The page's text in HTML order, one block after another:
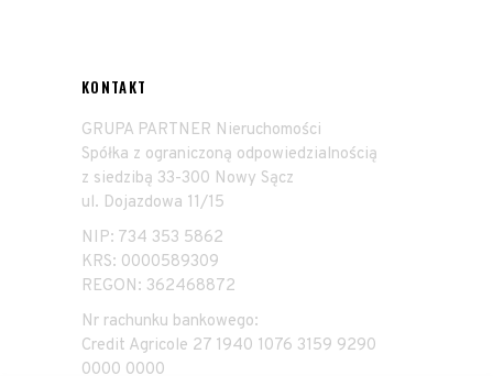
KONTAKT
GRUPA PARTNER Nieruchomości
Spółka z ograniczoną odpowiedzialnością
z siedzibą 33-300 Nowy Sącz
ul. Dojazdowa 11/15
NIP: 734 353 5862
KRS: 0000589309
REGON: 362468872
Nr rachunku bankowego:
Credit Agricole 27 1940 1076 3159 9290
0000 0000